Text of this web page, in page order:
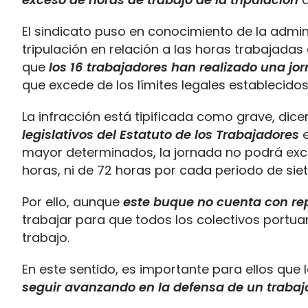
El sindicato puso en conocimiento de la
tripulación en relación a las horas
que los 16 trabajadores han realizado una
que excede de los límites legales
La infracción está tipificada como grave,
legislativos del Estatuto de los Trabajadores
mayor determinados, la jornada no podrá
horas, ni de 72 horas por cada periodo de
Por ello, aunque este buque no cuenta con
trabajar para que todos los colectivos
trabajo.
En este sentido, es importante para ellos
seguir avanzando en la defensa de un